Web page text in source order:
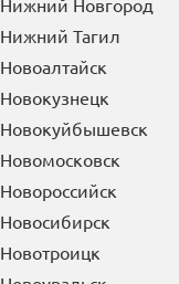
Нерюнгри
Нефтекамск
Нефтеюганск
Нижневартовск
Нижнекамск
Нижний Новгород
Нижний Тагил
Новоалтайск
Новокузнецк